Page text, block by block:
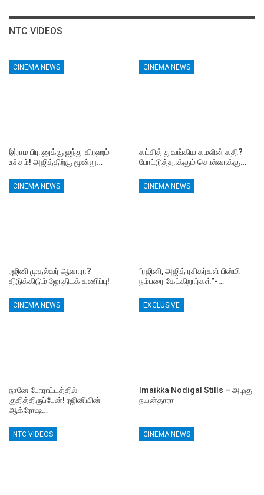
NTC VIDEOS
CINEMA NEWS
இராம பிரானுக்கு ஐந்து கிரஹம்
உச்சம்! அஜித்திற்கு மூன்று…
CINEMA NEWS
கட்சித் துவங்கிய கமலின் கதி?
போட்டுத்தாக்கும் சொல்வாக்கு…
CINEMA NEWS
ரஜினி முதல்வர் ஆவாரா?
திடுக்கிடும் ஜோதிடக் கணிப்பு!
CINEMA NEWS
”ரஜினி, அஜித் ரசிகர்கள் பிஸ்மி
நம்பரை கேட்கிறார்கள்”-…
CINEMA NEWS
நானே போராட்டத்தில்
குதித்திருப்பேன்! ரஜினியின்
ஆக்ரோஷ…
EXCLUSIVE
Imaikka Nodigal Stills – அழகு
நயன்தாரா
NTC VIDEOS CINEMA NEWS